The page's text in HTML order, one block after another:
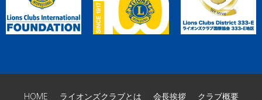
HOME ライオンズクラブとは 会長挨拶 クラブ概要